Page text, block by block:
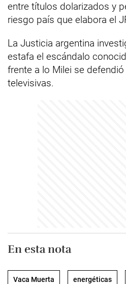
entre títulos dolarizados y
riesgo país que elabora el
La Justicia argentina
estafa el escándalo
frente a lo Milei se
televisivas.
En esta nota
Vaca Muerta energéticas